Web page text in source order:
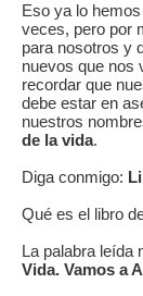
Eso ya lo
veces, pero por
para nosotros y
nuevos que nos
recordar que
debe estar en
nuestros
de la vida.
Diga conmigo:
Qué es el libro
La palabra leída
Vida. Vamos a